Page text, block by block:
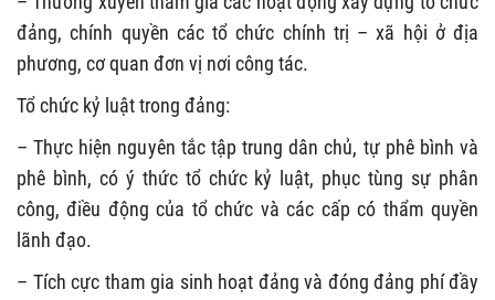
đảng, chính quyền các tổ chức chính trị – xã hội ở địa
phương, cơ quan đơn vị nơi công tác.
Tổ chức kỷ luật trong đảng:
– Thực hiện nguyên tắc tập trung dân chủ, tự phê bình và
phê bình, có ý thức tổ chức kỷ luật, phục tùng sự phân
công, điều động của tổ chức và các cấp có thẩm quyền
lãnh đạo.
– Tích cực tham gia sinh hoạt đảng và đóng đảng phí đầy